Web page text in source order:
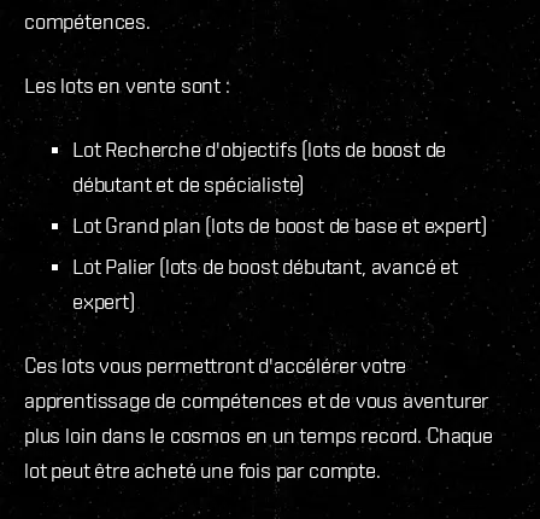
compétences.
Les lots en vente sont :
Lot Recherche d'objectifs (lots de boost de
débutant et de spécialiste)
Lot Grand plan (lots de boost de base et expert)
Lot Palier (lots de boost débutant, avancé et
expert)
Ces lots vous permettront d'accélérer votre
apprentissage de compétences et de vous aventurer
plus loin dans le cosmos en un temps record. Chaque
lot peut être acheté une fois par compte.